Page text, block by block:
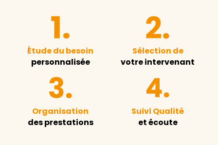
Étude du besoin
personnalisée
Sélection de
votre intervenant
Organisation
des prestations
Suivi Qualité
et écoute